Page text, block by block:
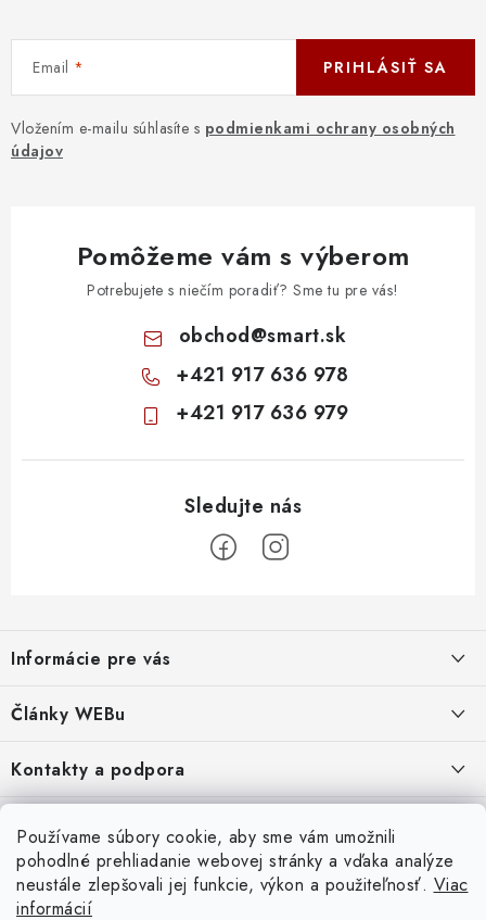
Používame súbory cookie, aby sme vám umožnili
pohodlné prehliadanie webovej stránky a vďaka analýze
neustále zlepšovali jej funkcie, výkon a použiteľnosť. Viac
informácií
Email
Vložením e-mailu súhlasíte s podmienkami ochrany osobných
údajov
PRIHLÁSIŤ SA
Pomôžeme vám s výberom
Potrebujete s niečím poradiť? Sme tu pre vás!
obchod@smart.sk
+421 917 636 978
+421 917 636 979
p
ä
e
Informácie pre vás
Obchodné podmienky
Moja objednávka
Odstúpenie od zmluvy
Formuláre na stiahnutie
Napíšte nám
Články WEBu
Dôležité oznamy
16.6.2026
Nákup na splátky
23.10.2022
Ako nakupovať
Kontakty a podpora
2.8.2022
Doprava a Platba
4.3.2022
Servisné služby
Servis a služby pre Vás
5.3.2022
Doprava - UPS Doprava - Packeta Splátky - Home Credit